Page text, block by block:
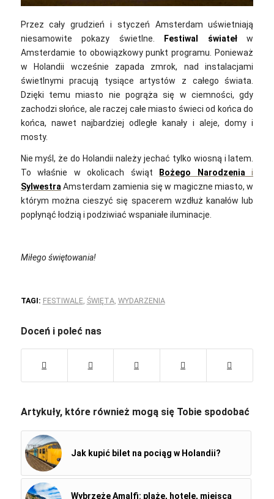
Przez cały grudzień i styczeń Amsterdam uświetniają
niesamowite pokazy świetlne.
Festiwal światełw
Amsterdamie to obowiązkowy punkt programu. Ponieważ
w Holandii wcześnie zapada zmrok, nad instalacjami
świetlnymi pracują tysiące artystów z całego świata.
Dzięki temu miasto nie pogrąża się w ciemności, gdy
zachodzi słońce, ale raczej całe miasto świeci od końca do
końca, nawet najbardziej odległe kanały i aleje, domy i
mosty.
Nie myśl, że do Holandii należy jechać tylko wiosną i latem.
To właśnie w okolicach świąt
Bożego Narodzenia i
Sylwestra Amsterdam zamienia się w magiczne miasto, w
którym można cieszyć się spacerem wzdłuż kanałów lub
popłynąć łodzią i podziwiać wspaniałe iluminacje.
Miłego świętowania!
TAGI: FESTIWALE, ŚWIĘTA, WYDARZENIA
Doceń i poleć nas
Artykuły, które również mogą się Tobie spodobać
Jak kupić bilet na pociąg w Holandii?
Wybrzeże Amalfi: plaże, hotele, miejsca